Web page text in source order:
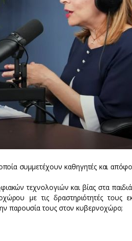
συμμετέχουν καθηγητές και
τεχνολογιών και βίας στα
με τις δραστηριότητές τους
παρουσία τους στον κυβερνοχώρο;